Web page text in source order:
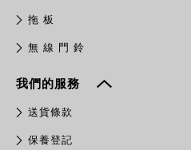
拖 板
無 線 門 鈴
我們的服務
送貨條款
保養登記